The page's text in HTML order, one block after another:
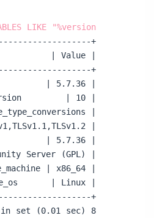
LIKE "%version%";
8 rows in set (0.01 sec)